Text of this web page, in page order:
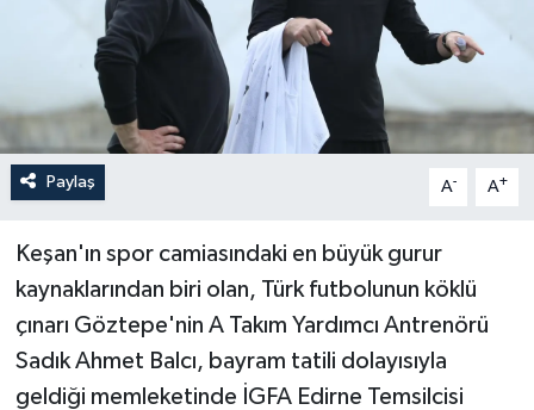
Paylaş A- A+
Keşan'ın spor camiasındaki en büyük gurur
kaynaklarından biri olan, Türk futbolunun köklü
çınarı Göztepe'nin A Takım Yardımcı Antrenörü
Sadık Ahmet Balcı, bayram tatili dolayısıyla
geldiği memleketinde İGFA Edirne Temsilcisi